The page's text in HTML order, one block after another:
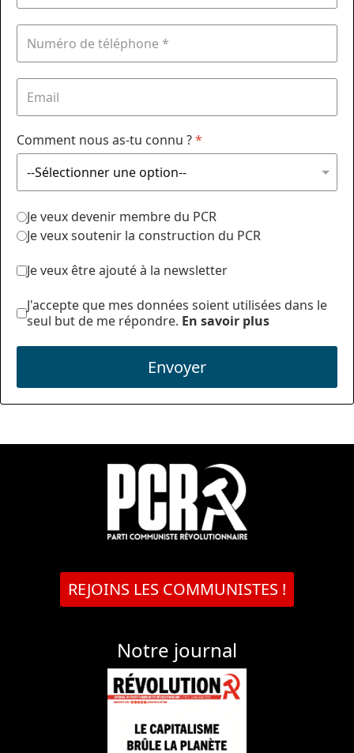
Comment nous as-tu connu ?*
Je veux devenir membre du PCR
Je veux soutenir la construction du PCR
Je veux être ajouté à la newsletter
J'accepte que mes données soient utilisées dans le
seul but de me répondre. En savoir plus
Envoyer
REJOINS LES COMMUNISTES !
Notre journal